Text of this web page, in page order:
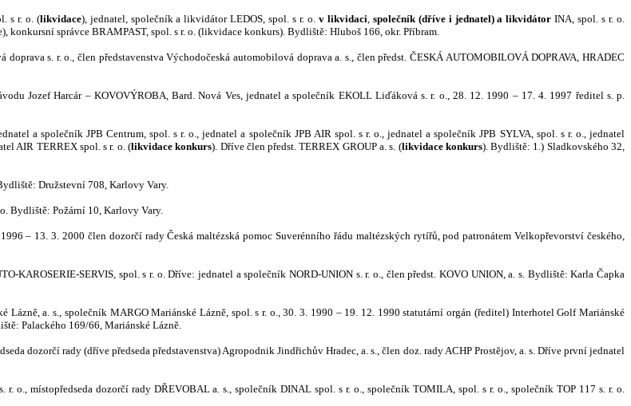
s r. o. (likvidace), jednatel, společník a likvidátor LEDOS, spol. s r. o. v likvidaci, společník (dříve i jednatel) a likvidátorINA, spol. s r. o.
správce BRAMPAST, spol. s r. o. (likvidace konkurs). Bydliště: Hluboš 166, okr. Příbram.
s. r. o., člen představenstva Východočeská automobilová doprava a. s., člen předst. ČESKÁ AUTOMOBILOVÁ DOPRAVA, HRADEC
Jozef Harcár – KOVOVÝROBA, Bard. Nová Ves, jednatel a společník EKOLL Liďáková s. r. o., 28. 12. 1990 – 17. 4. 1997 ředitel s. p.
a společník JPB Centrum, spol. s r. o., jednatel a společník JPB AIR spol. s r. o., jednatel a společník JPB SYLVA, spol. s r. o., jednatel
AIR TERREX spol. s r. o. (likvidace konkurs). Dříve člen předst. TERREX GROUP a. s. (likvidace konkurs). Bydliště: 1.) Sladkovského 32,
Družstevní 708, Karlovy Vary.
Bydliště: Požární 10, Karlovy Vary.
– 13. 3. 2000 člen dozorčí rady Česká maltézská pomoc Suverénního řádu maltézských rytířů, pod patronátem Velkopřevorství českého,
KAROSERIE-SERVIS, spol. s r. o. Dříve: jednatel a společník NORD-UNION s. r. o., člen předst. KOVO UNION, a. s. Bydliště: Karla Čapka
Lázně, a. s., společník MARGO Mariánské Lázně, spol. s r. o., 30. 3. 1990 – 19. 12. 1990 statutární orgán (ředitel) Interhotel Golf Mariánské
Palackého 169/66, Mariánské Lázně.
dozorčí rady (dříve předseda představenstva) Agropodnik Jindřichův Hradec, a. s., člen doz. rady ACHP Prostějov, a. s. Dříve první jednatel
o., místopředseda dozorčí rady DŘEVOBAL a. s., společník DINAL spol. s r. o., společník TOMILA, spol. s r. o., společník TOP 117 s. r. o.